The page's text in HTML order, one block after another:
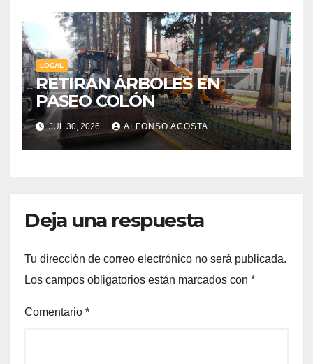
LOCAL
RETIRAN ÁRBOLES EN
PASEO COLÓN
JUL 30, 2026 ALFONSO ACOSTA
Deja una respuesta
Tu dirección de correo electrónico no será publicada.
Los campos obligatorios están marcados con *
Comentario *